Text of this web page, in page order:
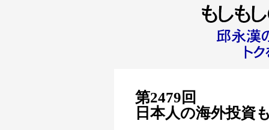
第2479回
日本人の海外投資